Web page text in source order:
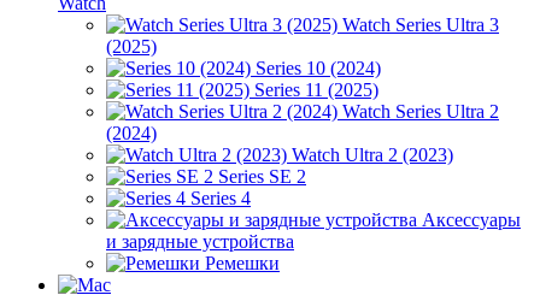
Watch Series Ultra 3
(2025)
Series 10 (2024)
Series 11 (2025)
Watch Series Ultra 2
(2024)
Watch Ultra 2 (2023)
Series SE 2
Series 4
Аксессуары
и зарядные устройства
Ремешки